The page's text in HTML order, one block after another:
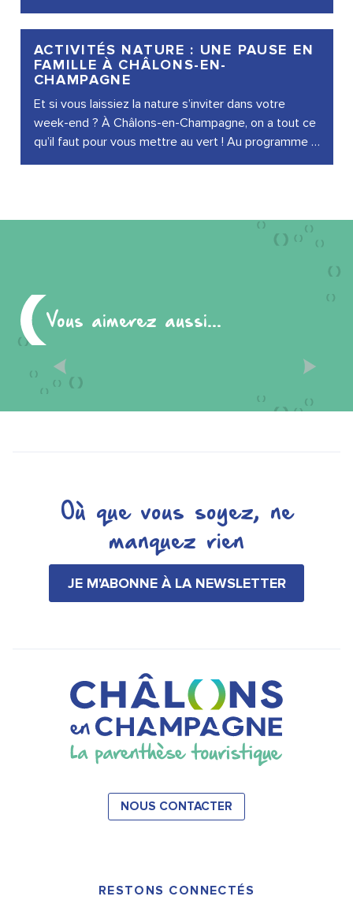
de la ville, ce...
ACTIVITÉS NATURE : UNE PAUSE EN
FAMILLE À CHÂLONS-EN-
CHAMPAGNE
Et si vous laissiez la nature s’inviter dans votre
week-end ? À Châlons-en-Champagne, on a tout ce
qu’il faut pour vous mettre au vert ! Au programme :
Vous aimerez aussi...
Où que vous soyez, ne
manquez rien
JE M'ABONNE À LA NEWSLETTER
NOUS CONTACTER
RESTONS CONNECTÉS